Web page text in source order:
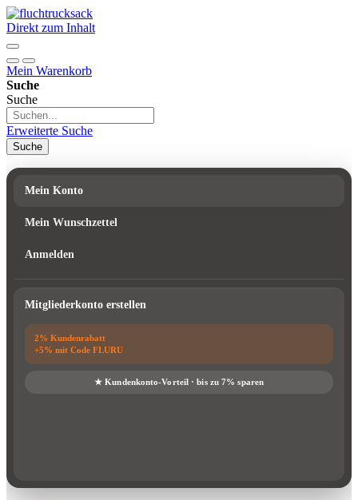
Direkt zum Inhalt
Mein Warenkorb
Suche
Suche
Erweiterte Suche
Suche
Mein Konto
Mein Wunschzettel
Anmelden
Mitgliederkonto erstellen